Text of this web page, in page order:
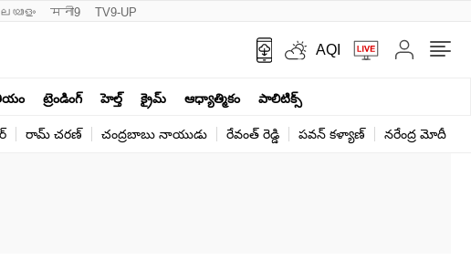
मनी9 TV9-UP
AQI
ట్రెండింగ్ హెల్త్‌ క్రైమ్ ఆధ్యాత్మికం పాలిటిక్స్‌
రామ్ చ‌ర‌ణ్‌ చంద్రబాబు నాయుడు రేవంత్ రెడ్డి పవన్ కళ్యాణ్ నరేంద్ర మోదీ